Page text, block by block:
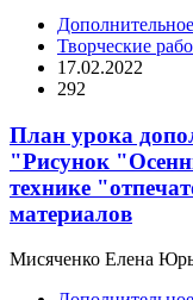
Творческие
17.02.2022
292
План урока
"Рисунок
технике
материалов
Мисяченко Елена